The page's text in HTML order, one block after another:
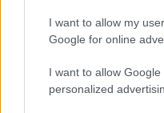
I want to allow my
Google for online
I want to allow
personalized
Ricevi